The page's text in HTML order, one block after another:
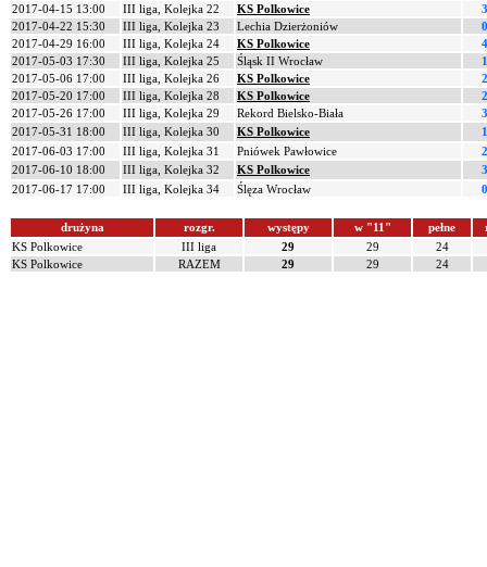
2017-04-15 13:00
III liga, Kolejka 22 KS Polkowice
2017-04-22 15:30
III liga, Kolejka 23 Lechia Dzierżoniów
2017-04-29 16:00
III liga, Kolejka 24 KS Polkowice
2017-05-03 17:30
III liga, Kolejka 25 Śląsk II Wrocław
2017-05-06 17:00
III liga, Kolejka 26 KS Polkowice
2017-05-20 17:00
III liga, Kolejka 28 KS Polkowice
2017-05-26 17:00
III liga, Kolejka 29 Rekord Bielsko-Biała
2017-05-31 18:00
III liga, Kolejka 30 KS Polkowice
2017-06-03 17:00
III liga, Kolejka 31 Pniówek Pawłowice
2017-06-10 18:00
III liga, Kolejka 32 KS Polkowice
2017-06-17 17:00
III liga, Kolejka 34 Ślęza Wrocław
drużyna rozgr. występy w "11" pełne
KS Polkowice
III liga 29 29
24
KS Polkowice
RAZEM 29 29 24